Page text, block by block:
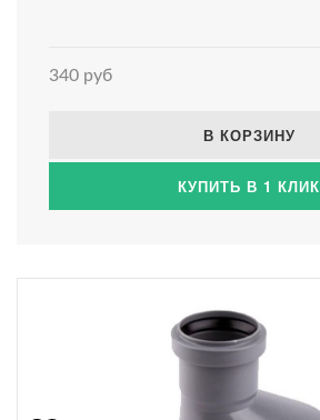
340 руб
В КОРЗИНУ
КУПИТЬ В 1 КЛИК